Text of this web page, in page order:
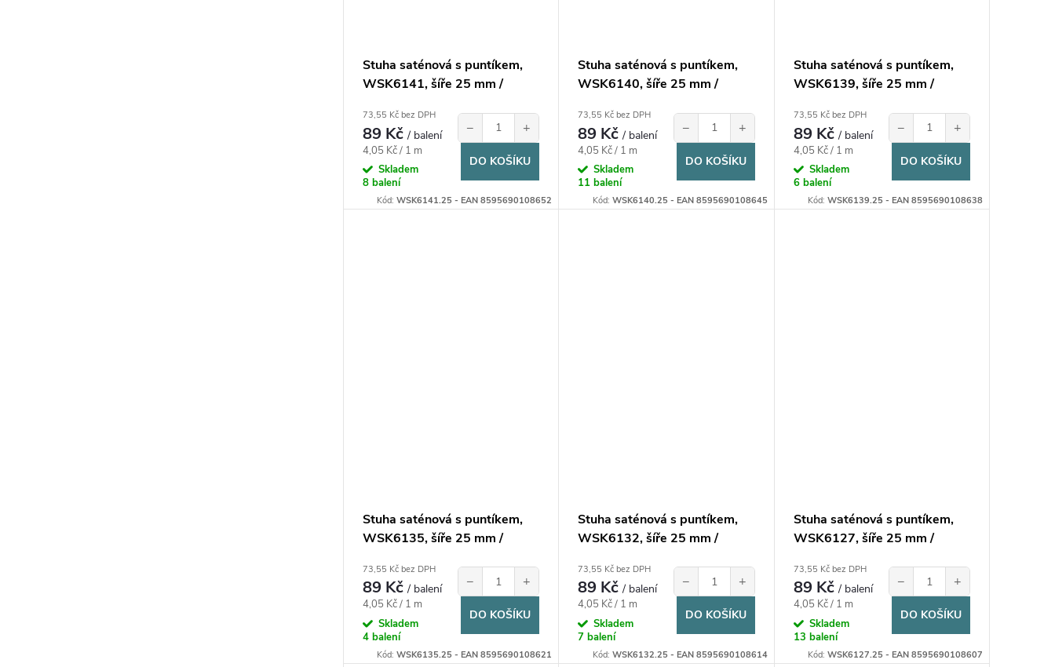
t
Stuha saténová s puntíkem,
WSK6141, šíře 25 mm /
73,55 Kč bez DPH
89 Kč/ balení
Měrná
cena:
4,05 Kč / 1 m
Skladem
8 balení
− +
DO KOŠÍKU
Kód:WSK6141.25 - EAN 8595690108652
Stuha saténová s puntíkem,
WSK6140, šíře 25 mm /
73,55 Kč bez DPH
89 Kč/ balení
Měrná
cena:
4,05 Kč / 1 m
Skladem
11 balení
− +
DO KOŠÍKU
Kód: WSK6140.25 - EAN 8595690108645
Stuha saténová s puntíkem,
WSK6139, šíře 25 mm /
73,55 Kč bez DPH
89 Kč/ balení
Měrná
cena:
4,05 Kč / 1 m
Skladem
6 balení
− +
DO KOŠÍKU
Kód: WSK6139.25 - EAN 8595690108638
Stuha saténová s puntíkem,
WSK6135, šíře 25 mm /
73,55 Kč bez DPH
89 Kč/ balení
Měrná
cena:
4,05 Kč / 1 m
Skladem
4 balení
− +
DO KOŠÍKU
Kód:WSK6135.25 - EAN 8595690108621
Stuha saténová s puntíkem,
WSK6132, šíře 25 mm /
73,55 Kč bez DPH
89 Kč/ balení
Měrná
cena:
4,05 Kč / 1 m
Skladem
7 balení
− +
DO KOŠÍKU
Kód: WSK6132.25 - EAN 8595690108614
Stuha saténová s puntíkem,
WSK6127, šíře 25 mm /
73,55 Kč bez DPH
89 Kč/ balení
Měrná
cena:
4,05 Kč / 1 m
Skladem
13 balení
− +
DO KOŠÍKU
Kód: WSK6127.25 - EAN 8595690108607